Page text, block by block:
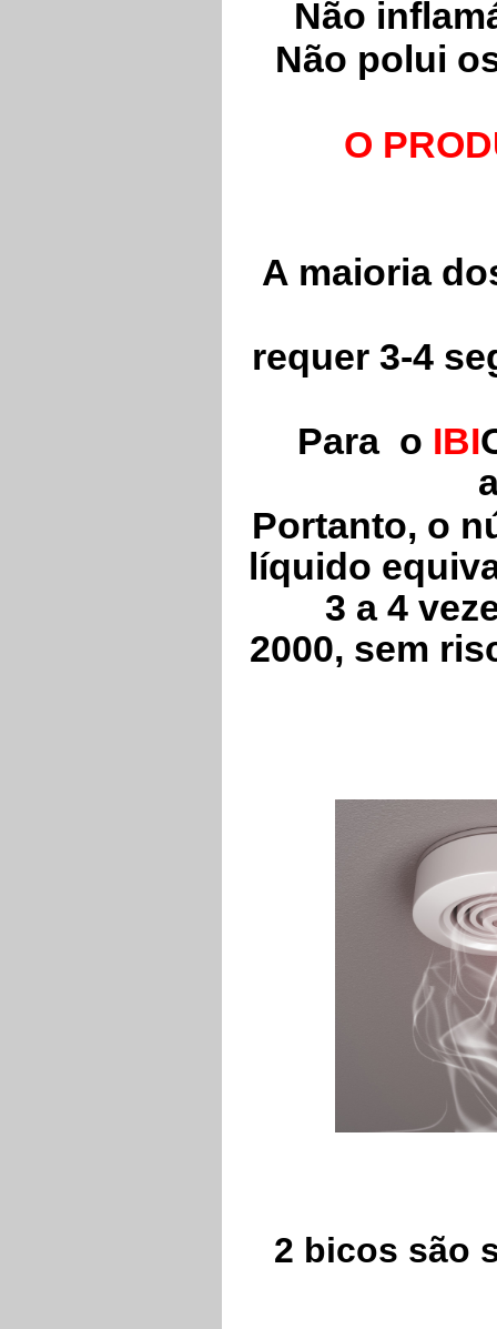
Não
Não polui
O
A maioria
requer 3-4
Para o IBI
Portanto, o
líquido
3 a 4
2000, sem
2 bicos são